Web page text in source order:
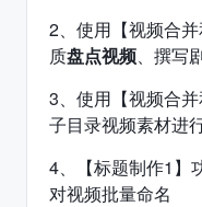
2、使用【视频合
质盘点视频、撰写
3、使用 【视频合
子目录视频素材进
4、【标题制作1】
对视频批量命名